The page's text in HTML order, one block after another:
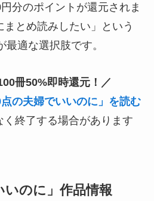
分のポイントが還元されま
とめ読みしたい」という
適な選択肢です。
冊50%即時還元！／
の夫婦でいいのに」を読む
終了する場合があります
いのに」作品情報